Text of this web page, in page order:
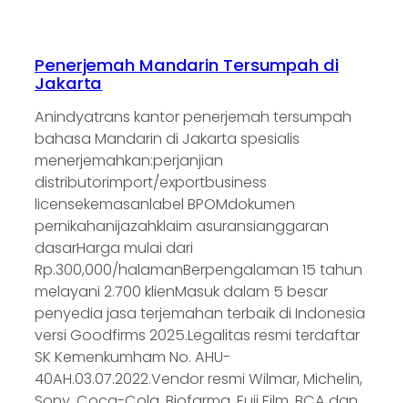
Penerjemah Mandarin Tersumpah di
Jakarta
Anindyatrans kantor penerjemah tersumpah
bahasa Mandarin di Jakarta spesialis
menerjemahkan:perjanjian
distributorimport/exportbusiness
licensekemasanlabel BPOMdokumen
pernikahanijazahklaim asuransianggaran
dasarHarga mulai dari
Rp.300,000/halamanBerpengalaman 15 tahun
melayani 2.700 klienMasuk dalam 5 besar
penyedia jasa terjemahan terbaik di Indonesia
versi Goodfirms 2025.Legalitas resmi terdaftar
SK Kemenkumham No. AHU-
40AH.03.07.2022.Vendor resmi Wilmar, Michelin,